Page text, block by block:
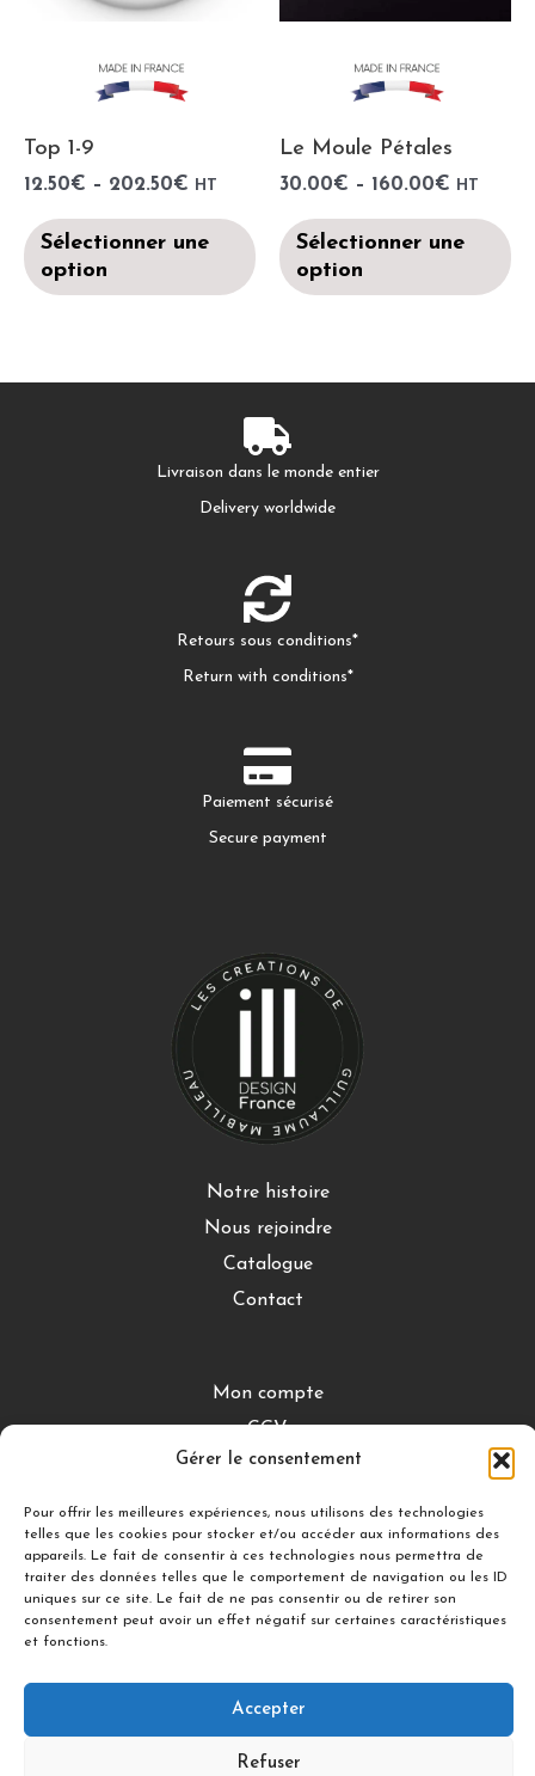
Gérer le consentement
Pour offrir les meilleures expériences, nous utilisons des technologies
telles que les cookies pour stocker et/ou accéder aux informations des
appareils. Le fait de consentir à ces technologies nous permettra de
traiter des données telles que le comportement de navigation ou les ID
uniques sur ce site. Le fait de ne pas consentir ou de retirer son
consentement peut avoir un effet négatif sur certaines caractéristiques
et fonctions.
Accepter
Refuser
Top 1-9
12.50€ – 202.50€ HT
Sélectionner une
option
Le Moule Pétales
30.00€ – 160.00€ HT
Sélectionner une
option
Livraison dans le monde entier
Delivery worldwide
Retours sous conditions*
Return with conditions*
Paiement sécurisé
Secure payment
Notre histoire
Nous rejoindre
Catalogue
Contact
Mon compte
CGV
Mentions légales
DÉCOUVRIR
Nuances Gourmandes
Suivez-nous